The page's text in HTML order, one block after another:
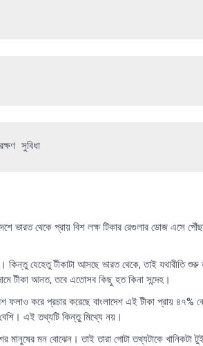
সুবিধা
ভারত থেকে প্রায় বিশ লক্ষ টিকার রেগুলার ডোজ এসে
কিন্তু যেহেতু টীকাটা আসছে ভারত থেকে, তাই যথারীতি
টীকা আনত, তবে এতোসব কিছু হত কিনা সন্দেহ।
ফলাও করে প্রচার করেছে বাংলাদেশ এই টীকা প্রায় ৪৭%
বেশি। এই তথ্যটি কিন্তু মিথ্যে নয়।
মানুষের মন বোঝেন। তাই তারা গোটা তথ্যটাকে